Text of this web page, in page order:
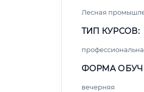
Лесная
ТИП КУРСОВ:
ФОРМА
вечерняя